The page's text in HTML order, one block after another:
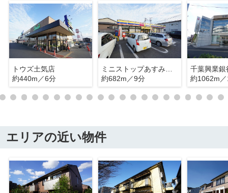
トウズ土気店
約440m／6分
ミニストップあすみが丘東店
約682m／9分
約1062m
エリアの近い物件